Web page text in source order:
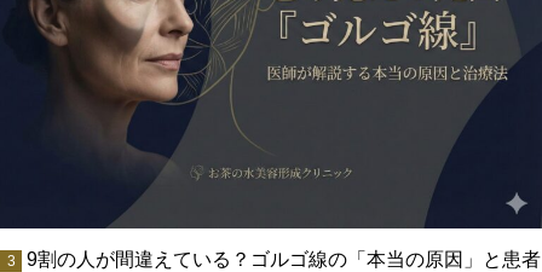
9割の人が間違えている？ゴルゴ線の「本当の原因」と患者